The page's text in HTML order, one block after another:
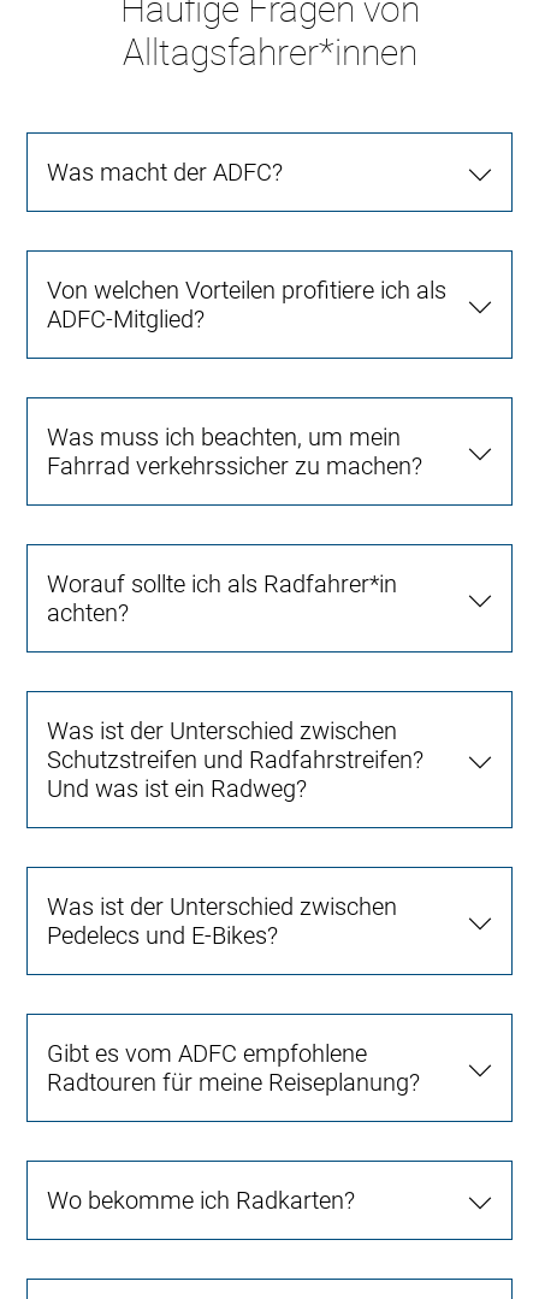
Häufige Fragen von
Alltagsfahrer*innen
Was macht der ADFC?
Von welchen Vorteilen profitiere ich als
ADFC-Mitglied?
Was muss ich beachten, um mein
Fahrrad verkehrssicher zu machen?
Worauf sollte ich als Radfahrer*in
achten?
Was ist der Unterschied zwischen
Schutzstreifen und Radfahrstreifen?
Und was ist ein Radweg?
Was ist der Unterschied zwischen
Pedelecs und E-Bikes?
Gibt es vom ADFC empfohlene
Radtouren für meine Reiseplanung?
Wo bekomme ich Radkarten?